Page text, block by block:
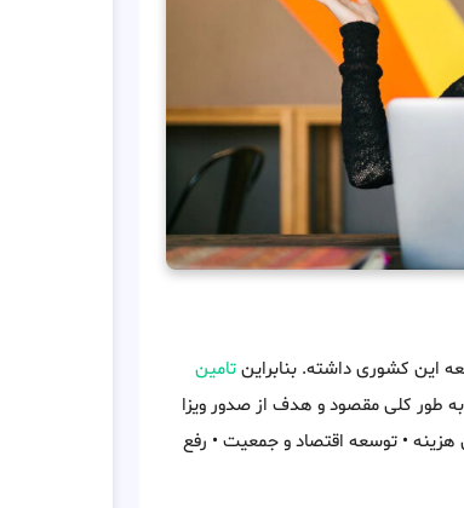
این کشوری داشته. بنابراینتامین
طور کلی مقصود و هدف از صدور ویزا
هزینه • توسعه اقتصاد و جمعیت • رفع